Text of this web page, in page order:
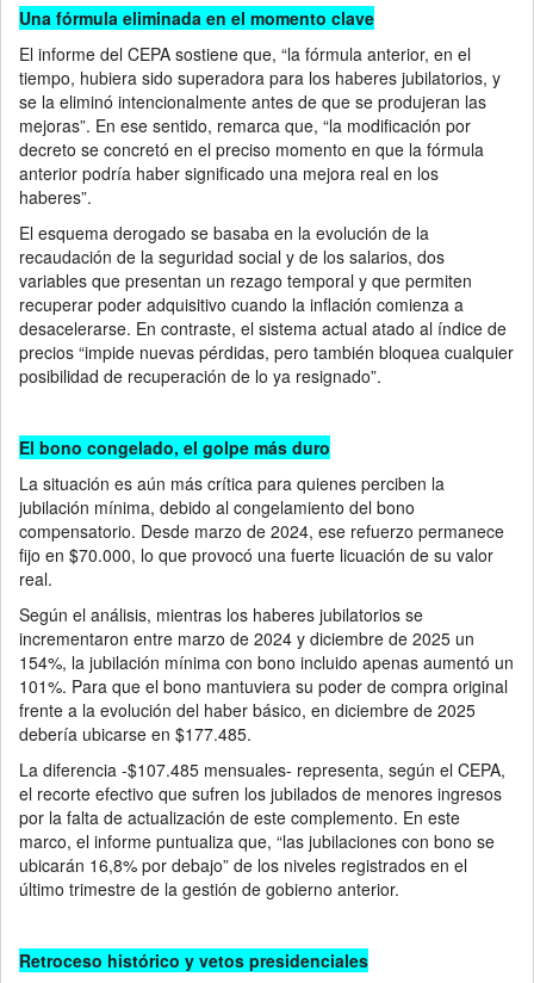
Una fórmula eliminada en el momento clave
El informe del CEPA sostiene que, “la fórmula anterior, en el
tiempo, hubiera sido superadora para los haberes jubilatorios, y
se la eliminó intencionalmente antes de que se produjeran las
mejoras”. En ese sentido, remarca que, “la modificación por
decreto se concretó en el preciso momento en que la fórmula
anterior podría haber significado una mejora real en los
haberes”.
El esquema derogado se basaba en la evolución de la
recaudación de la seguridad social y de los salarios, dos
variables que presentan un rezago temporal y que permiten
recuperar poder adquisitivo cuando la inflación comienza a
desacelerarse. En contraste, el sistema actual atado al índice de
precios “impide nuevas pérdidas, pero también bloquea cualquier
posibilidad de recuperación de lo ya resignado”.
El bono congelado, el golpe más duro
La situación es aún más crítica para quienes perciben la
jubilación mínima, debido al congelamiento del bono
compensatorio. Desde marzo de 2024, ese refuerzo permanece
fijo en $70.000, lo que provocó una fuerte licuación de su valor
real.
Según el análisis, mientras los haberes jubilatorios se
incrementaron entre marzo de 2024 y diciembre de 2025 un
154%, la jubilación mínima con bono incluido apenas aumentó un
101%. Para que el bono mantuviera su poder de compra original
frente a la evolución del haber básico, en diciembre de 2025
debería ubicarse en $177.485.
La diferencia -$107.485 mensuales- representa, según el CEPA,
el recorte efectivo que sufren los jubilados de menores ingresos
por la falta de actualización de este complemento. En este
marco, el informe puntualiza que, “las jubilaciones con bono se
ubicarán 16,8% por debajo” de los niveles registrados en el
último trimestre de la gestión de gobierno anterior.
Retroceso histórico y vetos presidenciales